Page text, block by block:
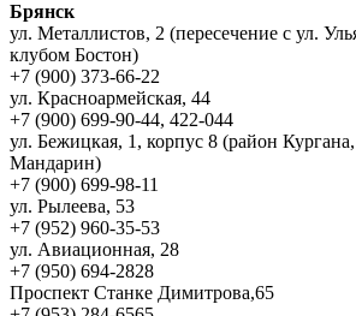
Брянск
ул. Металлистов, 2 (пересечение с ул.
клубом Бостон)
+7 (900) 373-66-22
ул. Красноармейская, 44
+7 (900) 699-90-44, 422-044
ул. Бежицкая, 1, корпус 8 (район
Мандарин)
+7 (900) 699-98-11
ул. Рылеева, 53
+7 (952) 960-35-53
ул. Авиационная, 28
+7 (950) 694-2828
Проспект Станке Димитрова,65